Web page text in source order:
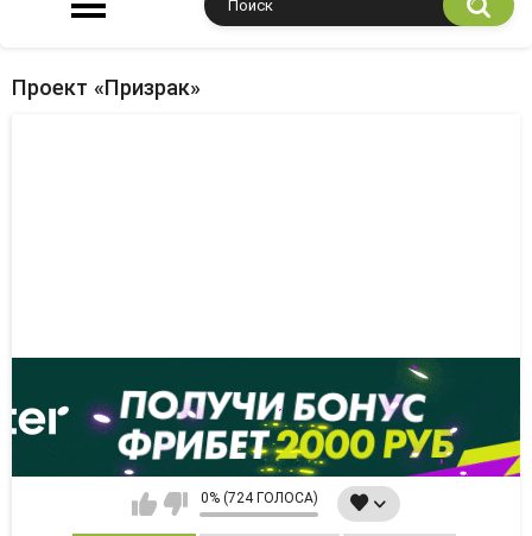
Проект «Призрак»
0% (724 ГОЛОСА)